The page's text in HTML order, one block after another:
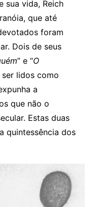
sua vida, Reich
que até
foram
Dois de seus
” e “O
ser lidos como
a
que não o
Estas duas
quintessência dos